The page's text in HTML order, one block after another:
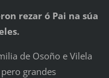
rezar ó Pai na súa
de Osoño e Vilela
grandes